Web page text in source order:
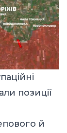
позиції
й